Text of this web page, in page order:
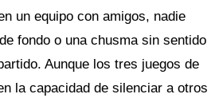
un equipo con amigos, nadie
fondo o una chusma sin sentido
Aunque los tres juegos de
la capacidad de silenciar a otros